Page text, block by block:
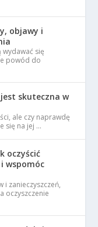
objawy i
wydawać się
powód do
skuteczna w
ale czy naprawdę
się na jej …
oczyścić
wspomóc
i zanieczyszczeń,
oczyszczenie